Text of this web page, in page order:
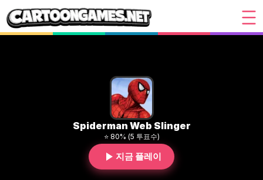
Spiderman Web Slinger
⭐ 80% (5 투표수)
지금 플레이